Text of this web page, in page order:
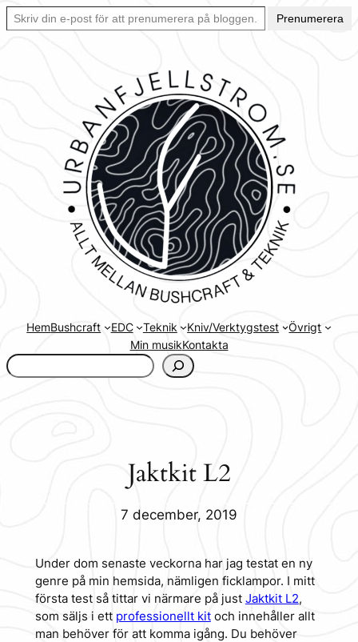
Hoppa
Skriv din e-post för att prenumerera på bloggen… Ett enkelt sätt att hålla sig uppdaterad automatiskt.
Prenumerera
HemBushcraft EDC Teknik Kniv/Verktygstest
Övrigt
Min musikKontakta
www.urbanfjellstrom.se/jamforelselistan/
Jaktkit L2
7 december, 2019
Under dom senaste veckorna har jag testat en ny
genre på min hemsida, nämligen ficklampor. I mitt
första test så tittar vi närmare på just Jaktkit L2,
som säljs i ett professionellt kitoch innehåller allt
man behöver för att komma igång. Du behöver